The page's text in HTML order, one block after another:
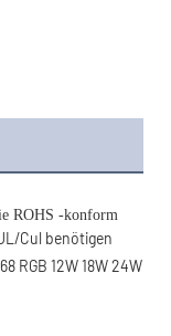
Cul benötigen